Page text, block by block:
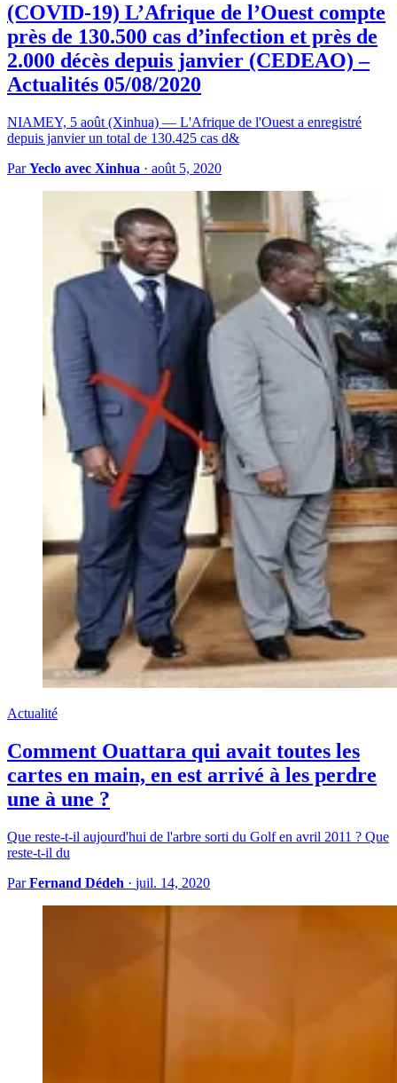
(COVID-19) L’Afrique de l’Ouest compte
près de 130.500 cas d’infection et près de
2.000 décès depuis janvier (CEDEAO) –
Actualités 05/08/2020
NIAMEY, 5 août (Xinhua) — L'Afrique de l'Ouest a enregistré
depuis janvier un total de 130.425 cas d&
ParYeclo avec Xinhua · août 5, 2020
Actualité
Comment Ouattara qui avait toutes les
cartes en main, en est arrivé à les perdre
une à une ?
Que reste-t-il aujourd'hui de l'arbre sorti du Golf en avril 2011 ? Que
reste-t-il du
ParFernand Dédeh · juil. 14, 2020